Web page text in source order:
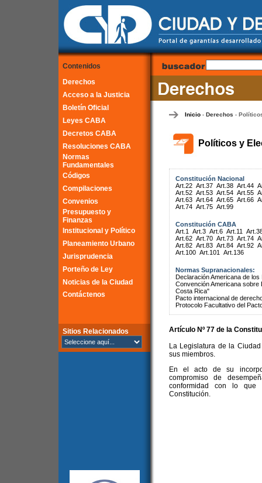
Contenidos
Derechos
Acceso a la Justicia
Boletín Oficial
Leyes CABA
Decretos CABA
Resoluciones CABA
Normas
Fundamentales
Códigos
Compilaciones
Convenios
Presupuesto y
Finanzas
Institucional y Político
Planeamiento Urbano
Jurisprudencia
Porteño de Ley
Noticias de la Ciudad
Contáctenos
Sitios Relacionados
Inicio- Derechos -
Políticos y
Constitución Nacional
Art.22 Art.37 Art.38 Art.44
Art.52 Art.53 Art.54 Art.55
Art.63 Art.64 Art.65 Art.66
Art.74 Art.75 Art.99
Constitución CABA
Art.1
Art.3 Art.6 Art.11
Art.62 Art.70 Art.73 Art.74
Art.82 Art.83 Art.84 Art.92
Art.100 Art.101 Art.136
Normas Supranacionales:
Declaración Americana de
Convención Americana
Costa Rica"
Pacto internacional de
Protocolo Facultativo del
Artículo Nº 77 de la
La Legislatura de la
sus miembros.
En el acto de su
compromiso de
conformidad con lo que
Constitución.